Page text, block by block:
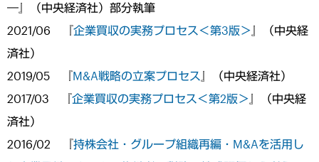
―』（中央経済社）部分執筆
2021/06 『企業買収の実務プロセス＜第3版＞ 』（中央経
済社）
2019/05 『M&A戦略の立案プロセス 』（中央経済社）
2017/03 『企業買収の実務プロセス＜第2版＞ 』（中央経
済社）
2016/02 『持株会社・グループ組織再編・M&Aを活用し